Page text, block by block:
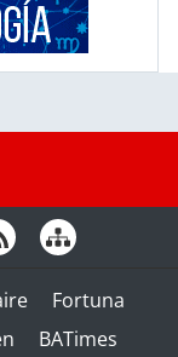
Fortuna
BATimes